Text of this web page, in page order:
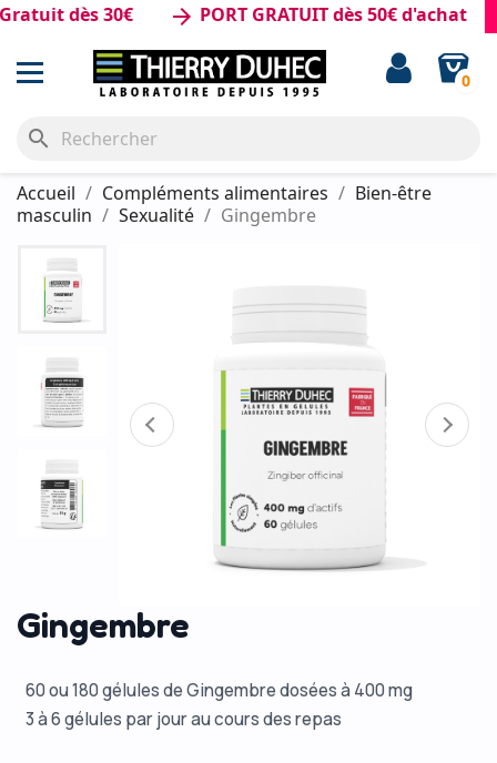
dès 30€ PORT GRATUIT dès 50€ d'achat
0
search
Accueil Compléments alimentaires
Bien-être
masculin
Sexualité Gingembre
Gingembre
60 ou 180 gélules de Gingembre dosées à 400 mg
3 à 6 gélules par jour au cours des repas